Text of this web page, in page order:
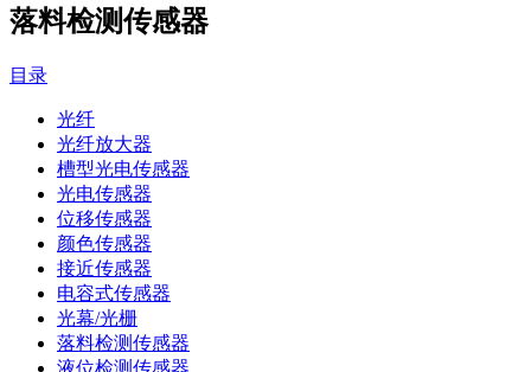
落料检测传感器
目录
光纤
光纤放大器
槽型光电传感器
光电传感器
位移传感器
颜色传感器
接近传感器
电容式传感器
光幕/光栅
落料检测传感器
液位检测传感器